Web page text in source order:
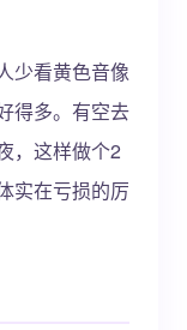
少看黄色音像
得多。有空去
，这样做个2
实在亏损的厉